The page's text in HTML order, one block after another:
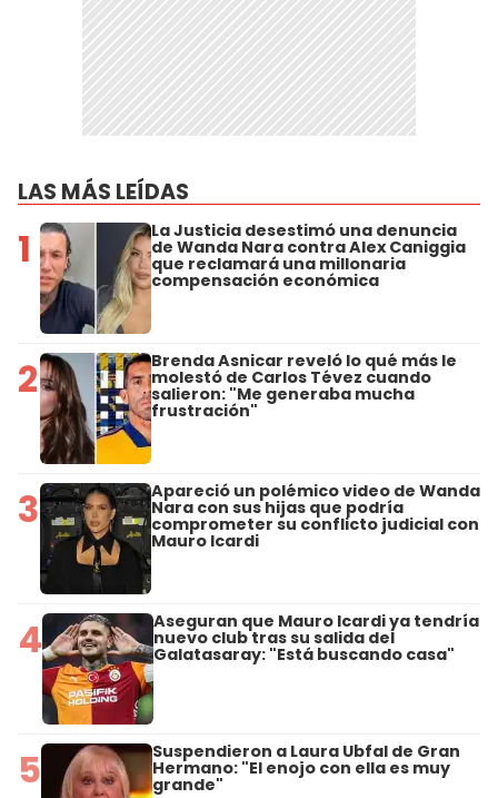
LAS MÁS LEÍDAS
1 La Justicia desestimó una denuncia
de Wanda Nara contra Alex Caniggia
que reclamará una millonaria
compensación económica
2 Brenda Asnicar reveló lo qué más le
molestó de Carlos Tévez cuando
salieron: "Me generaba mucha
frustración"
3 Apareció un polémico video de Wanda
Nara con sus hijas que podría
comprometer su conflicto judicial con
Mauro Icardi
4 Aseguran que Mauro Icardi ya tendría
nuevo club tras su salida del
Galatasaray: "Está buscando casa"
5 Suspendieron a Laura Ubfal de Gran
Hermano: "El enojo con ella es muy
grande"